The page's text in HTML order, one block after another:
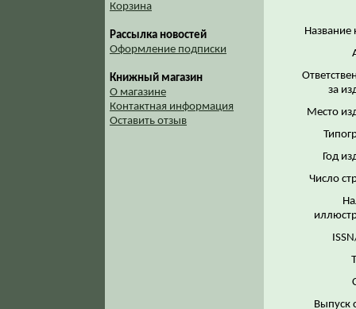
Корзина
Рассылка новостей
Оформление подписки
Книжный магазин
О магазине
Контактная информация
Оставить отзыв
Название
за
Место
Год
Число
Выпуск